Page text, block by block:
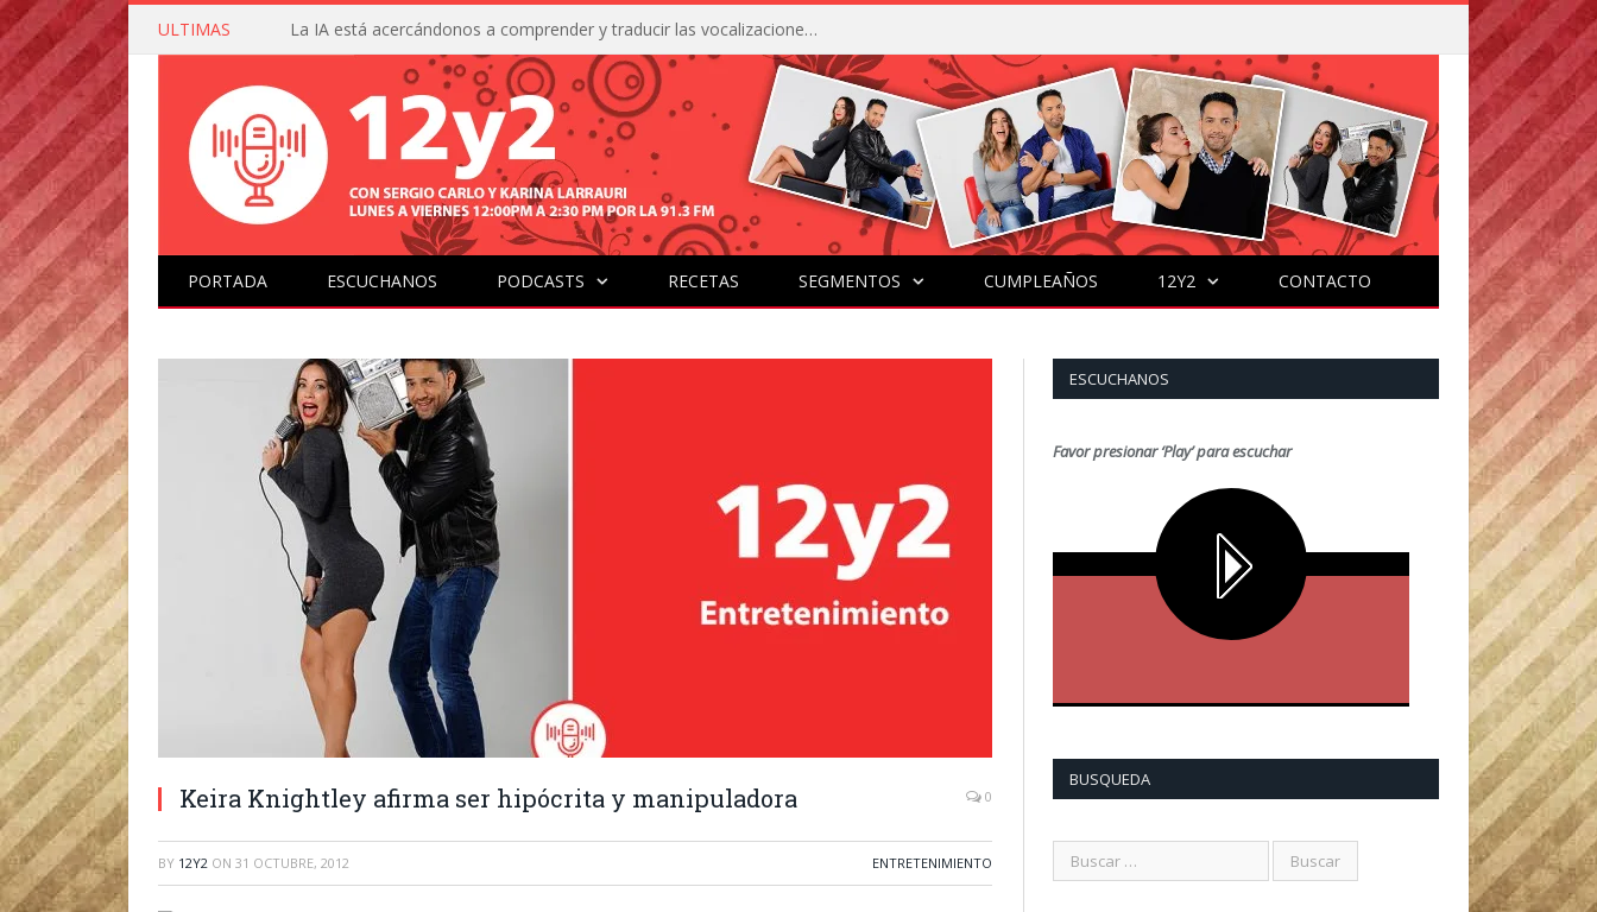
ULTIMAS La IA está acercándonos a comprender y traducir las vocalizaciones y comportamientos de nuestras mascotas
PORTADA ESCUCHANOS PODCASTS RECETAS SEGMENTOS CUMPLEAÑOS 12Y2 CONTACTO
Keira Knightley afirma ser hipócrita y manipuladora 0
BY 12Y2 ON 31 OCTUBRE, 2012 ENTRETENIMIENTO
ESCUCHANOS
Favor presionar ‘Play’ para escuchar
BUSQUEDA